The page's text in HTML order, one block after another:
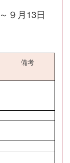
９月13日
備考